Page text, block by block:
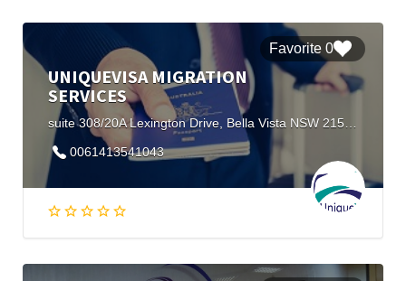
0 Favorite
UNIQUEVISA MIGRATION
SERVICES
0061413541043